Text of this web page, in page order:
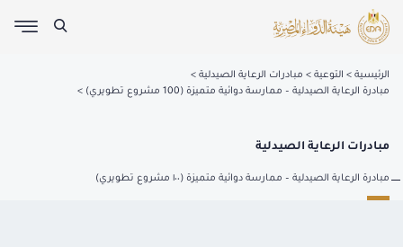
الرئيسية التوعية
مبادرات الرعاية الصيدلية
مبادرة الرعاية الصيدلية – ممارسة دوائية متميزة (100 مشروع تطويري)
مبادرات الرعاية الصيدلية
مبادرة الرعاية الصيدلية – ممارسة دوائية متميزة (١٠٠ مشروع تطويري)